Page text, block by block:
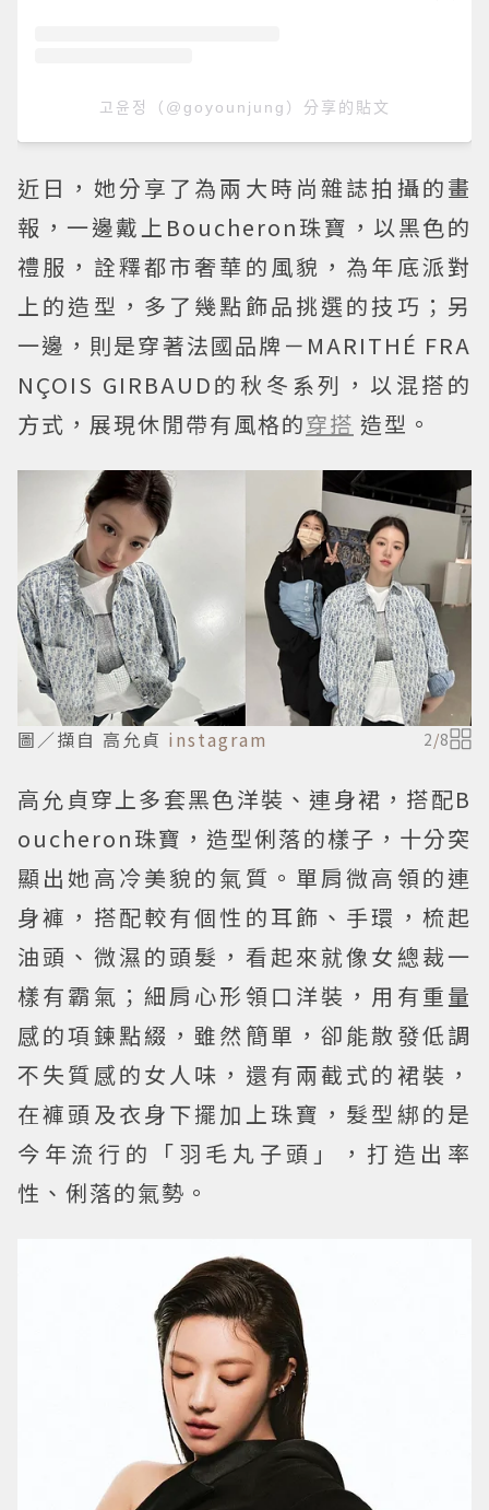
고윤정（@goyounjung）分享的貼文
近日，她分享了為兩大時尚雜誌拍攝的畫
報，一邊戴上Boucheron珠寶，以黑色的
禮服，詮釋都市奢華的風貌，為年底派對
上的造型，多了幾點飾品挑選的技巧；另
一邊，則是穿著法國品牌－MARITHÉ FRA
NÇOIS GIRBAUD的秋冬系列，以混搭的
方式，展現休閒帶有風格的穿搭 造型。
圖／擷自 高允貞 instagram 2/8
高允貞穿上多套黑色洋裝、連身裙，搭配B
oucheron珠寶，造型俐落的樣子，十分突
顯出她高冷美貌的氣質。單肩微高領的連
身褲，搭配較有個性的耳飾、手環，梳起
油頭、微濕的頭髮，看起來就像女總裁一
樣有霸氣；細肩心形領口洋裝，用有重量
感的項鍊點綴，雖然簡單，卻能散發低調
不失質感的女人味，還有兩截式的裙裝，
在褲頭及衣身下擺加上珠寶，髮型綁的是
今年流行的「羽毛丸子頭」，打造出率
性、俐落的氣勢。